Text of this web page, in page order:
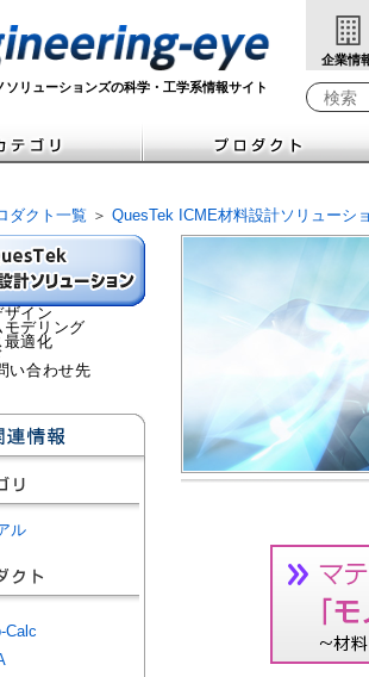
ソリューションズの科学・工学系情報サイト
企業情
Write
ダクト一覧 ＞ QuesTek ICME材料設計ソリューシ
ザイン
デリング
最適化
い合わせ先
ル
Calc